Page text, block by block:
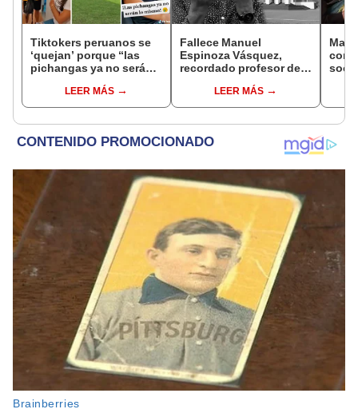
Tiktokers peruanos se
‘quejan’ porque “las
pichangas ya no serán
LEER MÁS
Fallece Manuel
Espinoza Vásquez,
recordado profesor de
por su icónica forma de
enseñar
LEER MÁS